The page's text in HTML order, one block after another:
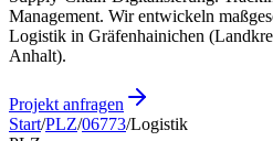
Management. Wir entwickeln
Logistik in Gräfenhainichen
Anhalt).
Projekt anfragen
Start/PLZ/06773/Logistik